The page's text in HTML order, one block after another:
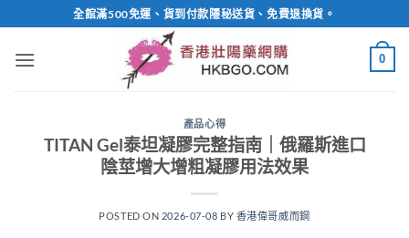
to
content
全館滿500免運、貨到付款隱秘送貨、免費退換貨。
0
產品心得
TITAN Gel泰坦凝膠完整指南｜俄羅斯進口
陰莖增大增粗凝膠用法效果
POSTED ON 2026-07-08 BY 香港偉哥威而鋼